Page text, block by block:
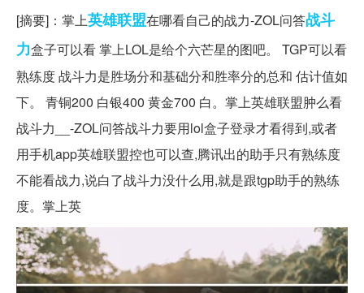
[摘要]：掌上英雄联盟在哪看自己的战力-ZOL问答战斗
力盒子可以看 掌上LOL是给个六芒星的图吧。 TGP可以看
熟练度 战斗力是胜场分和基础分和胜率分的总和 估计值如
下。 青铜200 白银400 黄金700 白。掌上英雄联盟肿么看
战斗力__-ZOL问答战斗力要用lol盒子登录才看得到,或者
用手机app英雄联盟控也可以查,腾讯出的助手只有熟练度
不能看战力,说白了战斗力没什么用,就是跟tgp助手的熟练
度。掌上英